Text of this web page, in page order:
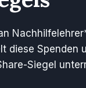
diese Spenden
Siegel